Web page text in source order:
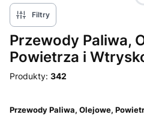
Filtry
Przewody Paliwa,
Powietrza i
Produkty: 342
Przewody Paliwa, Olejowe,